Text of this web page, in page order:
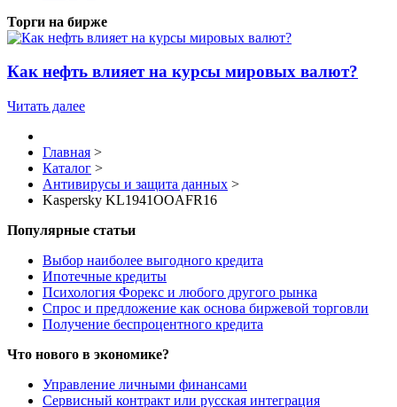
Торги на бирже
Как нефть влияет на курсы мировых валют?
Читать далее
Главная >
Каталог >
Антивирусы и защита данных >
Kaspersky KL1941OOAFR16
Популярные статьи
Выбор наиболее выгодного кредита
Ипотечные кредиты
Психология Форекс и любого другого рынка
Спрос и предложение как основа биржевой торговли
Получение беспроцентного кредита
Что нового в экономике?
Управление личными финансами
Сервисный контракт или русская интеграция